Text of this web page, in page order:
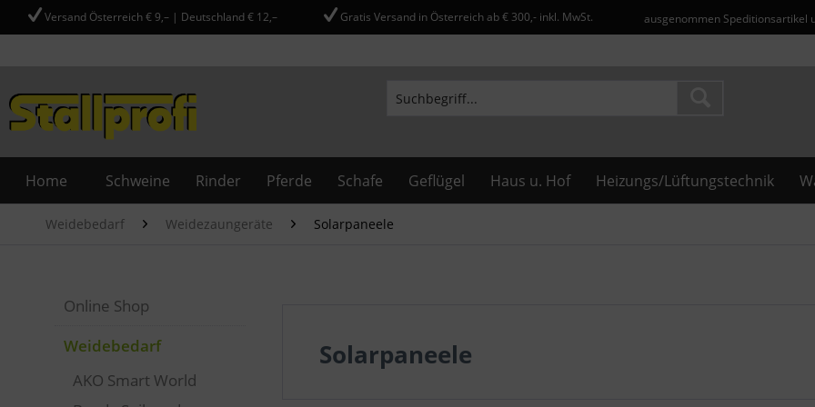
Versand Österreich € 9,– | Deutschland € 12,– Gratis Versand in Österreich ab € 300,- inkl. MwSt. ausgenommen Speditionsartikel
Home Schweine Rinder Pferde Schafe Geflügel Haus u. Hof Heizungs/Lüftungstechnik
Weidebedarf Weidezaungeräte Solarpaneele
Online Shop
Weidebedarf
AKO Smart World
Solarpaneele